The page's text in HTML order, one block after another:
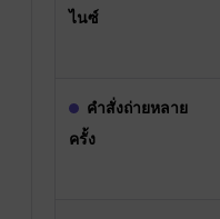
ไนซ์
คำสั่งถ่ายหลาย
ครั้ง